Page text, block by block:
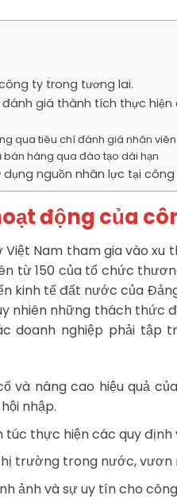
ty trong tương lai.
giá thành tích thực hiện
qua tiêu chí đánh giá nhân viên
bán hàng qua đào tạo dài hạn
dụng nguồn nhân lực tại công
động của
Nam tham gia vào xu
từ 150 của tổ chức
kinh tế đất nước của
nhiên những thách thức
doanh nghiệp phải tập
và nâng cao hiệu quả
nhập.
túc thực hiện các quy định
trường trong nước,
ảnh và sự uy tín cho